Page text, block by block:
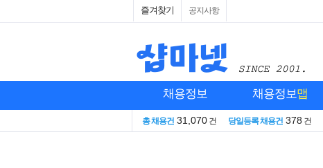
즐겨찾기 공지사항
채용정보 채용정보맵
총 채용건 31,070 건 당일등록 채용건 378 건